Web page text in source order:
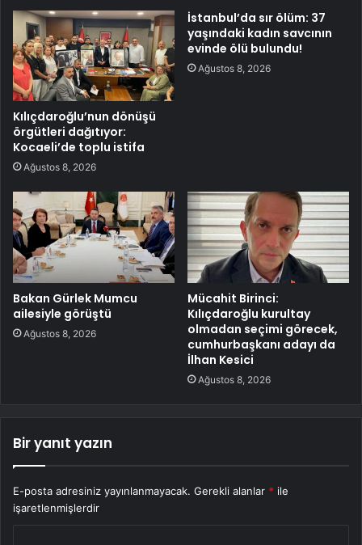
Kılıçdaroğlu’nun dönüşü
örgütleri dağıtıyor:
Kocaeli’de toplu istifa
Ağustos 8, 2026
İstanbul’da sır ölüm: 37
yaşındaki kadın savcının
evinde ölü bulundu!
Ağustos 8, 2026
Bakan Gürlek Mumcu
ailesiyle görüştü
Ağustos 8, 2026
Mücahit Birinci:
Kılıçdaroğlu kurultay
olmadan seçimi görecek,
cumhurbaşkanı adayı da
İlhan Kesici
Ağustos 8, 2026
Bir yanıt yazın
E-posta adresiniz yayınlanmayacak. Gerekli alanlar * ile
işaretlenmişlerdir